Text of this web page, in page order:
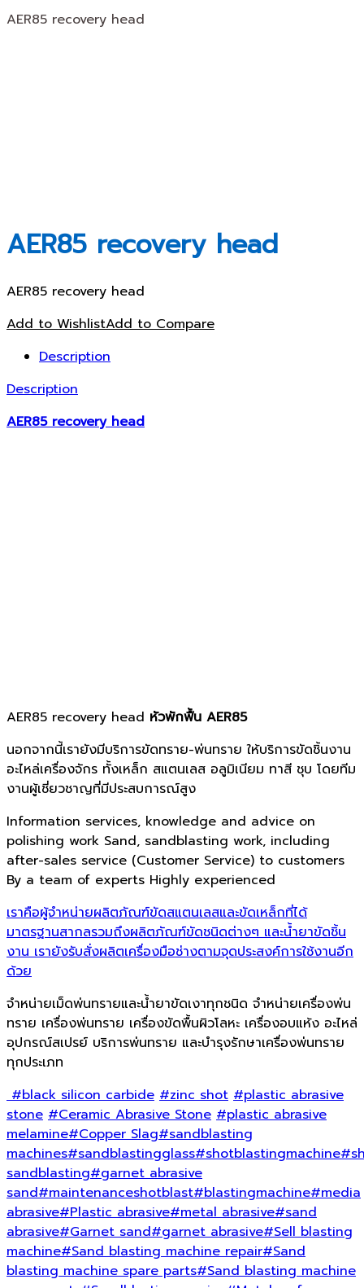
AER85 recovery head
AER85 recovery head
AER85 recovery head
Add to WishlistAdd to Compare
Description
Description
AER85 recovery head
AER85 recovery head หัวพักฟื้น AER85
นอกจากนี้เรายังมีบริการขัดทราย-พ่นทราย ให้บริการขัดชิ้นงาน
อะไหล่เครื่องจักร ทั้งเหล็ก สแตนเลส อลูมิเนียม ทาสี ชุบ โดยทีม
งานผู้เชี่ยวชาญที่มีประสบการณ์สูง
Information services, knowledge and advice on
polishing work Sand, sandblasting work, including
after-sales service (Customer Service) to customers
By a team of experts Highly experienced
เราคือผู้จำหน่ายผลิตภัณฑ์ขัดสแตนเลสและขัดเหล็กที่ได้
มาตรฐานสากลรวมถึงผลิตภัณฑ์ขัดชนิดต่างๆ และน้ำยาขัดชิ้น
งาน เรายังรับสั่งผลิตเครื่องมือช่างตามจุดประสงค์การใช้งานอีก
ด้วย
จำหน่ายเม็ดพ่นทรายและน้ำยาขัดเงาทุกชนิด จำหน่ายเครื่องพ่น
ทราย เครื่องพ่นทราย เครื่องขัดพื้นผิวโลหะ เครื่องอบแห้ง อะไหล่
อุปกรณ์สเปรย์ บริการพ่นทราย และบำรุงรักษาเครื่องพ่นทราย
ทุกประเภท
#black silicon carbide #zinc shot #plastic abrasive
stone #Ceramic Abrasive Stone #plastic abrasive
melamine#Copper Slag#sandblasting
machines#sandblastingglass#shotblastingmachine
sandblasting#garnet abrasive
sand#maintenanceshotblast#blastingmachine#media
abrasive#Plastic abrasive#metal abrasive#sand
abrasive#Garnet sand#garnet abrasive#Sell blasting
machine#Sand blasting machine repair#Sand
blasting machine spare parts#Sand blasting machine